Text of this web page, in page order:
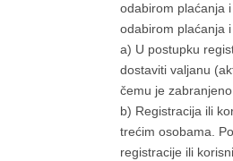
odabirom plaćanja
odabirom plaćanja
a) U postupku
dostaviti valjanu
čemu je
b) Registracija ili
trećim osobama.
registracije ili